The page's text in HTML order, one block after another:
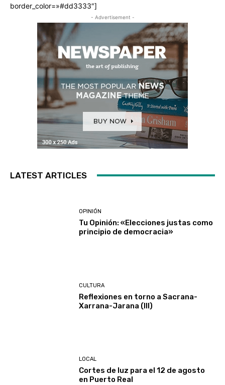
border_color=»#dd3333″]
- Advertisement -
LATEST ARTICLES
OPINIÓN
Tu Opinión: «Elecciones justas como
principio de democracia»
CULTURA
Reflexiones en torno a Sacrana-
Xarrana-Jarana (III)
LOCAL
Cortes de luz para el 12 de agosto
en Puerto Real